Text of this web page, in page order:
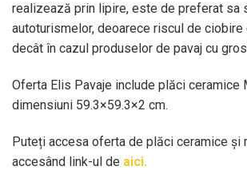
realizează prin lipire, este de preferat sa
autoturismelor, deoarece riscul de ciobire
decât în cazul produselor de pavaj cu
Oferta Elis Pavaje include plăci ceramice
dimensiuni 59.3×59.3×2 cm.
Puteți accesa oferta de plăci ceramice și
accesând link-ul de aici.